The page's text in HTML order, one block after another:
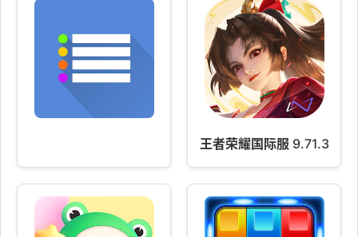
王者荣耀国际服 9.71.38.27